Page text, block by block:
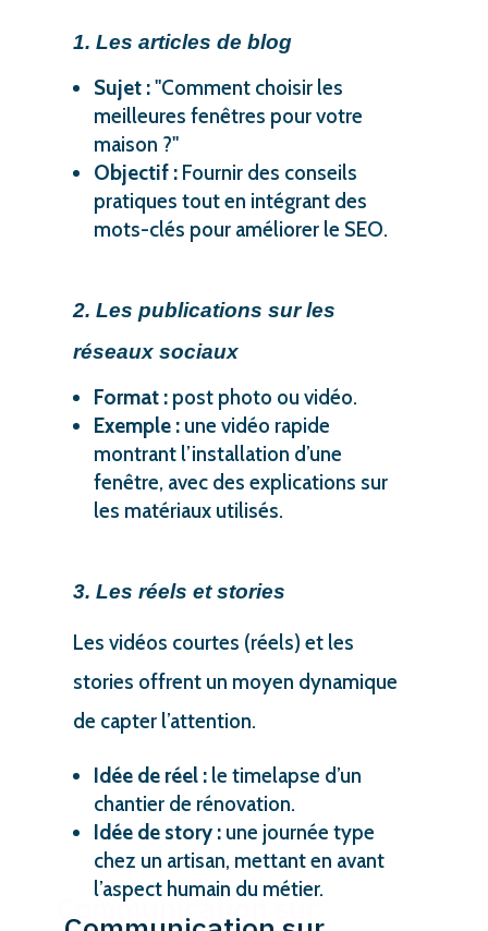
Communication sur
1. Les articles de blog
Sujet :"Comment choisir les
meilleures fenêtres pour votre
maison ?"
Objectif :Fournir des conseils
pratiques tout en intégrant des
mots-clés pour améliorer le SEO.
2. Les publications sur les
réseaux sociaux
Format :post photo ou vidéo.
Exemple :une vidéo rapide
montrant l’installation d’une
fenêtre, avec des explications sur
les matériaux utilisés.
3. Les réels et stories
Les vidéos courtes (réels) et les
stories offrent un moyen dynamique
de capter l’attention.
Idée de réel :le timelapse d’un
chantier de rénovation.
Idée de story :une journée type
chez un artisan, mettant en avant
l’aspect humain du métier.